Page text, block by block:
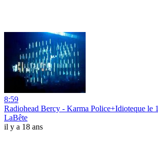
8:59
Radiohead Bercy - Karma Police+Idioteque le
LaBête
il y a 18 ans